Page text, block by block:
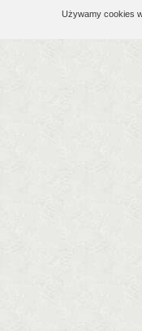
Używamy cookies